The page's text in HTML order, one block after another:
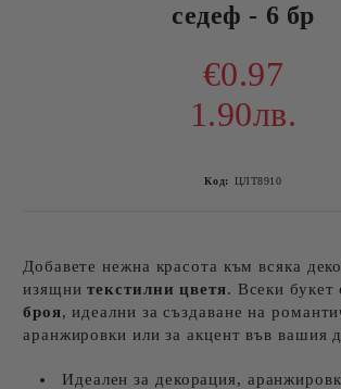
седеф - 6 бр
€0.97
1.90лв.
Код: ЦЛТ8910
Добавете нежна красота към всяка
изящнитекстилни цветя. Всеки букет
броя, идеални за създаване на
аранжировки или за акцент във вашия
Идеален за декорация,